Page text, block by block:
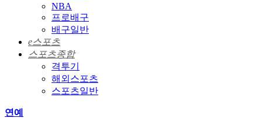
NBA
프로배구
배구일반
e스포츠
스포츠종합
격투기
해외스포츠
스포츠일반
연예